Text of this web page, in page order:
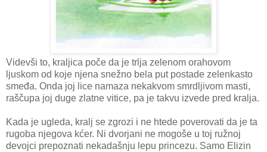
Videvši to, kraljica poče da je trlja zelenom orahovom
ljuskom od koje njena snežno bela put postade zelenkasto
smeđa. Onda joj lice namaza nekakvom smrdljivom masti,
raščupa joj duge zlatne vitice, pa je takvu izvede pred kralja.
Kada je ugleda, kralj se zgrozi i ne htede poverovati da je ta
rugoba njegova kćer. Ni dvorjani ne mogoše u toj ružnoj
devojci prepoznati nekadašnju lepu princezu. Samo Elizin